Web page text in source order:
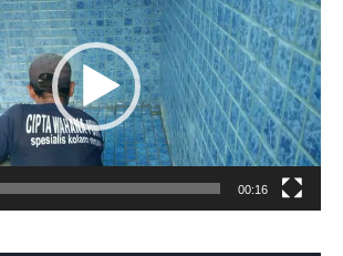
00:16